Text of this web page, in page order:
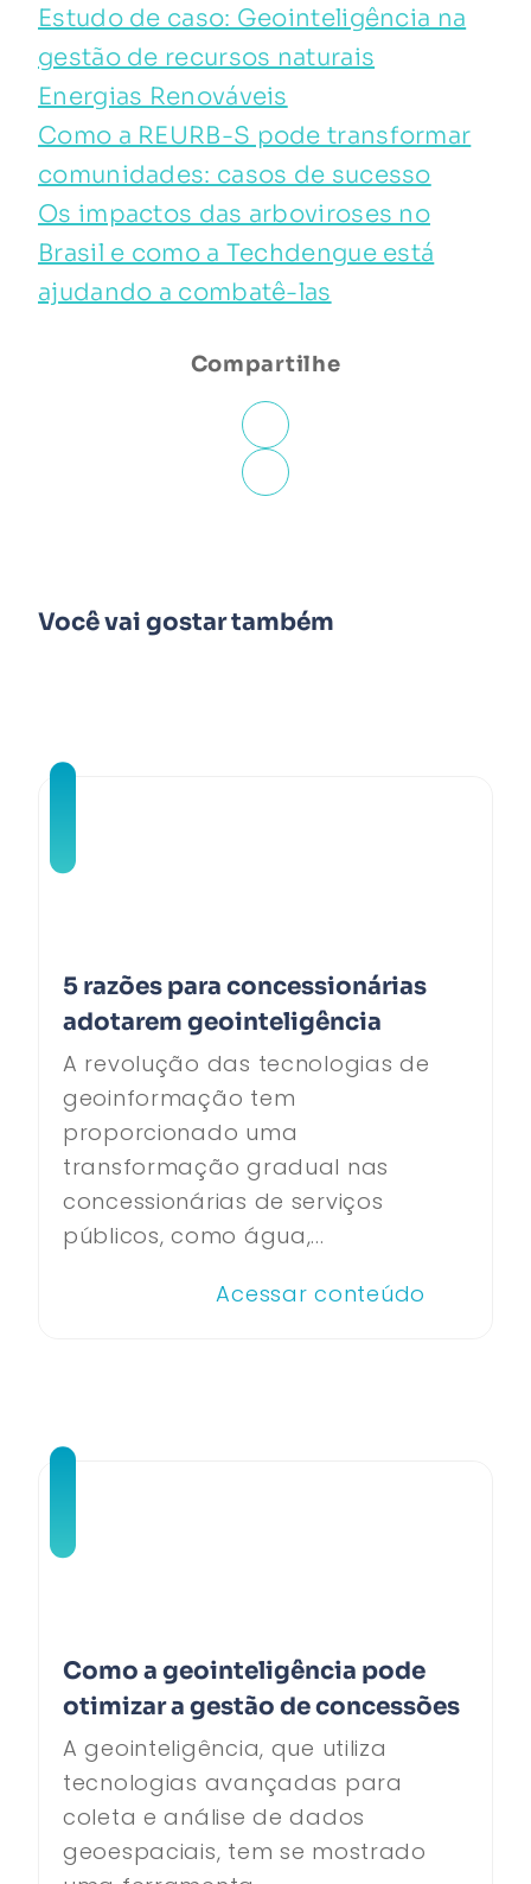
Estudo de caso: Geointeligência na
gestão de recursos naturais
Energias Renováveis
Como a REURB-S pode transformar
comunidades: casos de sucesso
Os impactos das arboviroses no
Brasil e como a Techdengue está
ajudando a combatê-las
Compartilhe
Você vai gostar também
5 razões para concessionárias
adotarem geointeligência
A revolução das tecnologias de
geoinformação tem
proporcionado uma
transformação gradual nas
concessionárias de serviços
públicos, como água,...
Acessar conteúdo
Como a geointeligência pode
otimizar a gestão de concessões
A geointeligência, que utiliza
tecnologias avançadas para
coleta e análise de dados
geoespaciais, tem se mostrado